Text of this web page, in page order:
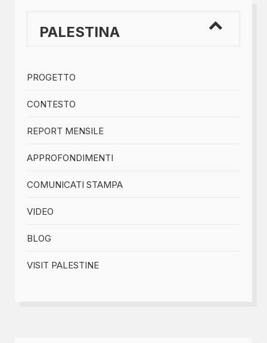
PALESTINA
PROGETTO
CONTESTO
REPORT MENSILE
APPROFONDIMENTI
COMUNICATI STAMPA
VIDEO
BLOG
VISIT PALESTINE